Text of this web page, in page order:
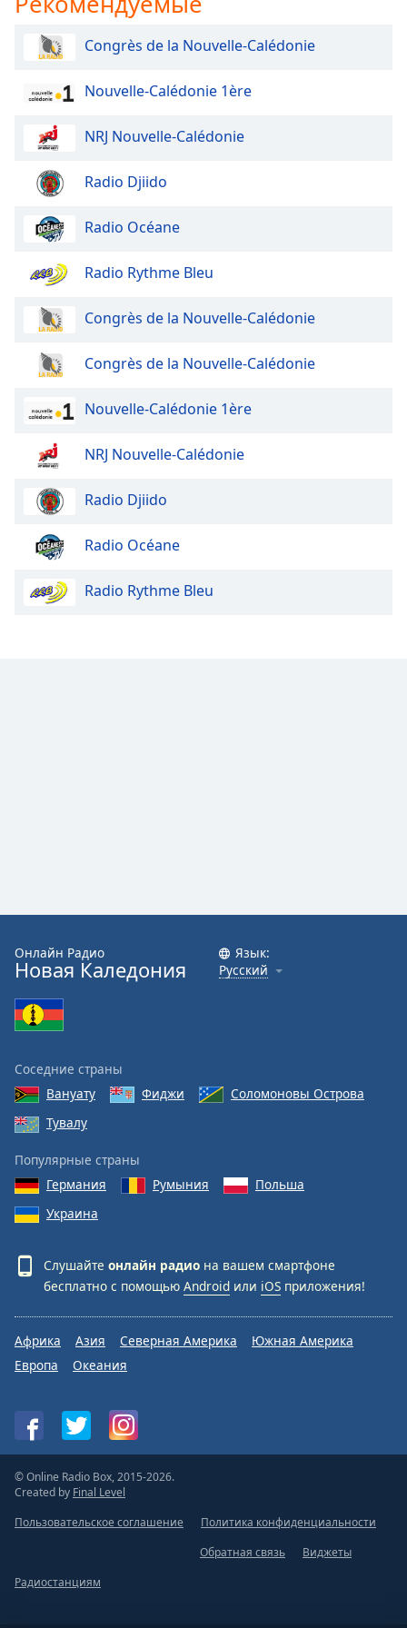
Opacity
Caption
Background
Opacity
Font
Reset
Modal
Congrès de la Nouvelle-Calédonie
Nouvelle-Calédonie 1ère
NRJ Nouvelle-Calédonie
Radio Djiido
Radio Océane
Radio Rythme Bleu
Congrès de la Nouvelle-Calédonie
Congrès de la Nouvelle-Calédonie
Nouvelle-Calédonie 1ère
NRJ Nouvelle-Calédonie
Radio Djiido
Radio Océane
Radio Rythme Bleu
Онлайн Радио
Новая Каледония
Язык:
Русский
Соседние страны
Вануату
Фиджи
Соломоновы Острова
Тувалу
Популярные страны
Германия
Румыния
Польша
Украина
Слушайте онлайн радио на вашем смартфоне
бесплатно с помощью Android или iOS приложения!
Африка Азия Северная Америка
Южная Америка
Европа
Океания
© Online Radio Box, 2015-2026.
Created by Final Level
Пользовательское соглашение
Политика конфиденциальности
Обратная связь
Виджеты
Радиостанциям